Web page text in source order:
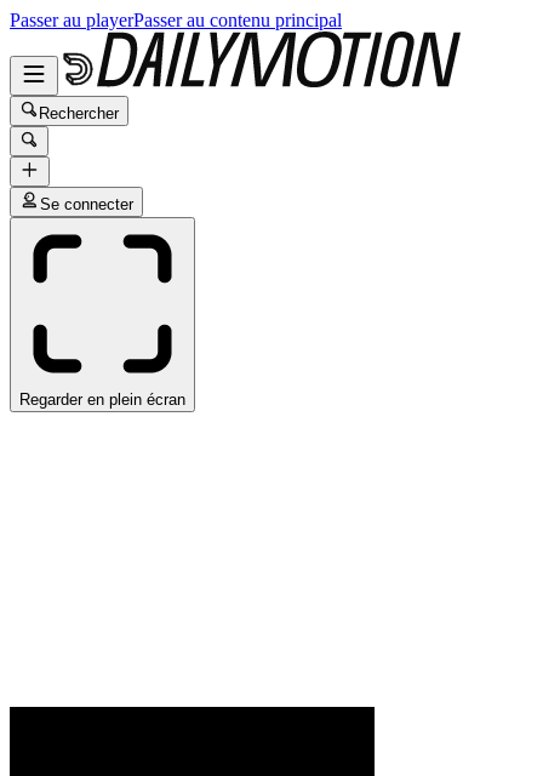
Passer au playerPasser au contenu principal
Rechercher
Se connecter
Regarder en plein écran